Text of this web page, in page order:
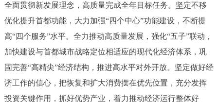
ESPAÑOL العربية PORTUGUÊS
ITALIANO
全面贯彻新发展理念，高质量完成全年目标任务。坚定不移
优化提升首都功能，大力加强“四个中心”功能建设，不断提
高“四个服务”水平。全力推动高质量发展，强化“五子”联动，
加快建设与首都城市战略定位相适应的现代化经济体系，巩
固完善“高精尖”经济结构，推进高水平对外开放。坚定做好经
济工作的信心，把恢复和扩大消费摆在优先位置，充分发挥
投资关键作用，抓好优势产业，着力推动经济运行整体好